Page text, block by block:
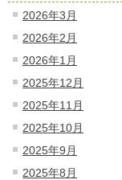
2026年3月
2026年2月
2026年1月
2025年12月
2025年11月
2025年10月
2025年9月
2025年8月